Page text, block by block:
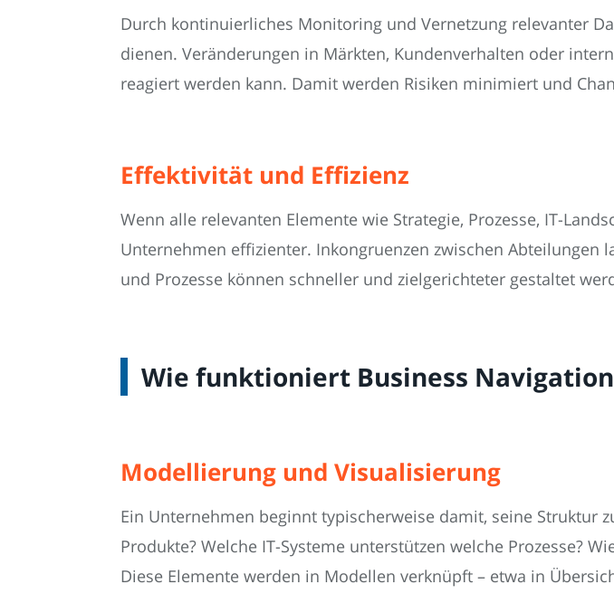
Durch kontinuierliches Monitoring und Vernetzung relevanter
dienen. Veränderungen in Märkten, Kundenverhalten oder
reagiert werden kann. Damit werden Risiken minimiert und
Effektivität und Effizienz
Wenn alle relevanten Elemente wie Strategie, Prozesse, IT-
Unternehmen effizienter. Inkongruenzen zwischen
und Prozesse können schneller und zielgerichteter gestaltet
Wie funktioniert Business
Modellierung und Visualisierung
Ein Unternehmen beginnt typischerweise damit, seine Struktur
Produkte? Welche IT-Systeme unterstützen welche Prozesse?
Diese Elemente werden in Modellen verknüpft – etwa in